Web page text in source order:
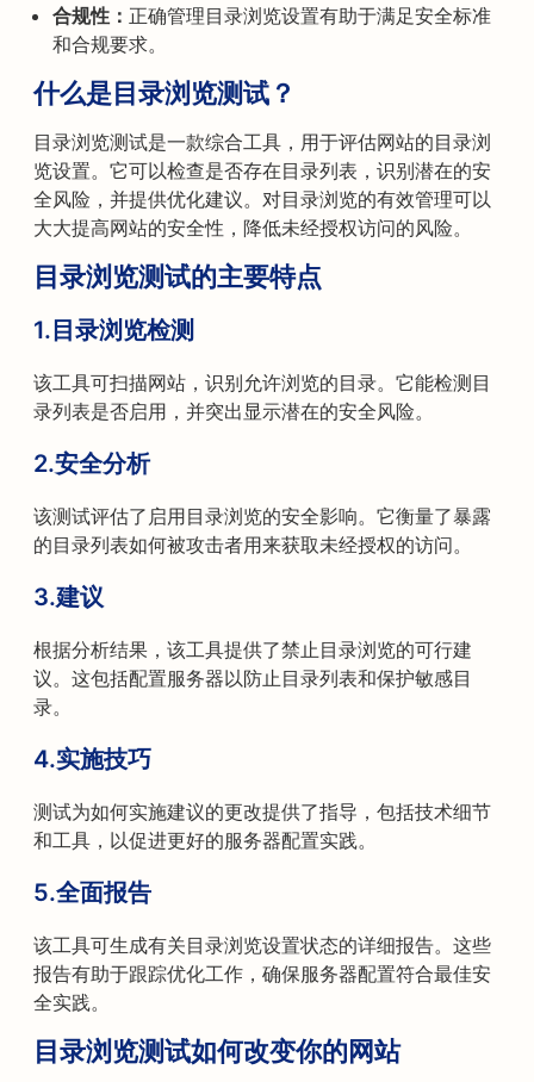
合规性： 正确管理目录浏览设置有助于满足安全标准
和合规要求。
什么是目录浏览测试？
目录浏览测试是一款综合工具，用于评估网站的目录浏
览设置。它可以检查是否存在目录列表，识别潜在的安
全风险，并提供优化建议。对目录浏览的有效管理可以
大大提高网站的安全性，降低未经授权访问的风险。
目录浏览测试的主要特点
1.目录浏览检测
该工具可扫描网站，识别允许浏览的目录。它能检测目
录列表是否启用，并突出显示潜在的安全风险。
2.安全分析
该测试评估了启用目录浏览的安全影响。它衡量了暴露
的目录列表如何被攻击者用来获取未经授权的访问。
3.建议
根据分析结果，该工具提供了禁止目录浏览的可行建
议。这包括配置服务器以防止目录列表和保护敏感目
录。
4.实施技巧
测试为如何实施建议的更改提供了指导，包括技术细节
和工具，以促进更好的服务器配置实践。
5.全面报告
该工具可生成有关目录浏览设置状态的详细报告。这些
报告有助于跟踪优化工作，确保服务器配置符合最佳安
全实践。
目录浏览测试如何改变你的网站